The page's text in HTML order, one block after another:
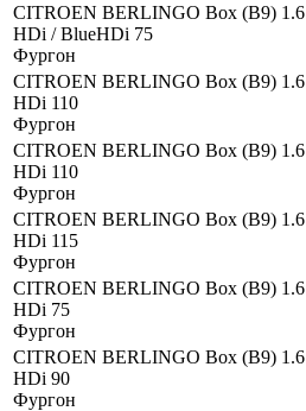
CITROEN BERLINGO Box (B9) 1.6
HDi / BlueHDi 75
Фургон
CITROEN BERLINGO Box (B9) 1.6
HDi 110
Фургон
CITROEN BERLINGO Box (B9) 1.6
HDi 110
Фургон
CITROEN BERLINGO Box (B9) 1.6
HDi 115
Фургон
CITROEN BERLINGO Box (B9) 1.6
HDi 75
Фургон
CITROEN BERLINGO Box (B9) 1.6
HDi 90
Фургон